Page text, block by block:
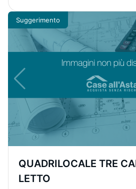
Suggerimento
QUADRILOCALE TRE
LETTO